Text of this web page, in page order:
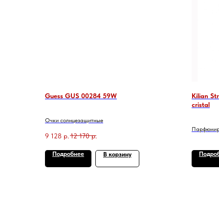
Guess GUS 00284 59W
Очки солнцезащитные
9 128 р.12 170 р.
Подробнее В корзину
Kilian
cristal